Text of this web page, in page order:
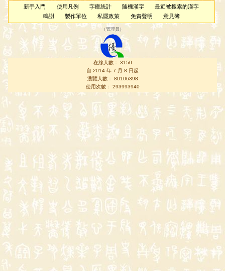
新手入門 使用凡例 字庫統計 隨機漢字
最近被搜索的漢字
鳴謝
製作單位 私隱政策 免責聲明 意見簿
（管理員 ）
在線人數： 3150
自 2014 年 7 月 8 日起
瀏覽人數： 80106398
使用次數： 293993940